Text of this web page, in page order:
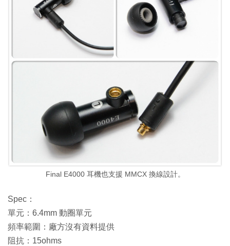
Final E4000 耳機也支援 MMCX 換線設計。
Spec：
單元：6.4mm 動圈單元
頻率範圍：廠方沒有資料提供
阻抗：15ohms